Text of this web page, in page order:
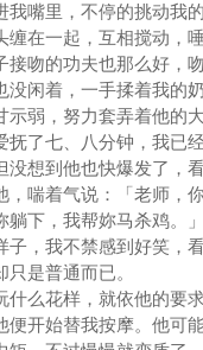
我嘴里，不停的挑动我
缠在一起，互相搅动，
接吻的功夫也那么好，
没闲着，一手揉着我的
弱，努力套弄着他的大
抚了七、八分钟，我已
没想到他也快爆发了，
，喘着气说：「老师，
下，我帮妳马杀鸡。」
子，我不禁感到好笑，
是普通而已。
什么花样，就依他的要
便开始替我按摩。他可